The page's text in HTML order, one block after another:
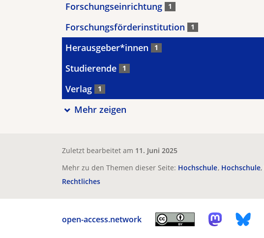
Forschungseinrichtung 1
Forschungsförderinstitution 1
Herausgeber*innen 1
Studierende 1
Verlag 1
Mehr zeigen
Zuletzt bearbeitet am 11. Juni 2025
Mehr zu den Themen dieser Seite: Hochschule Hochschule
Rechtliches
open-access.network